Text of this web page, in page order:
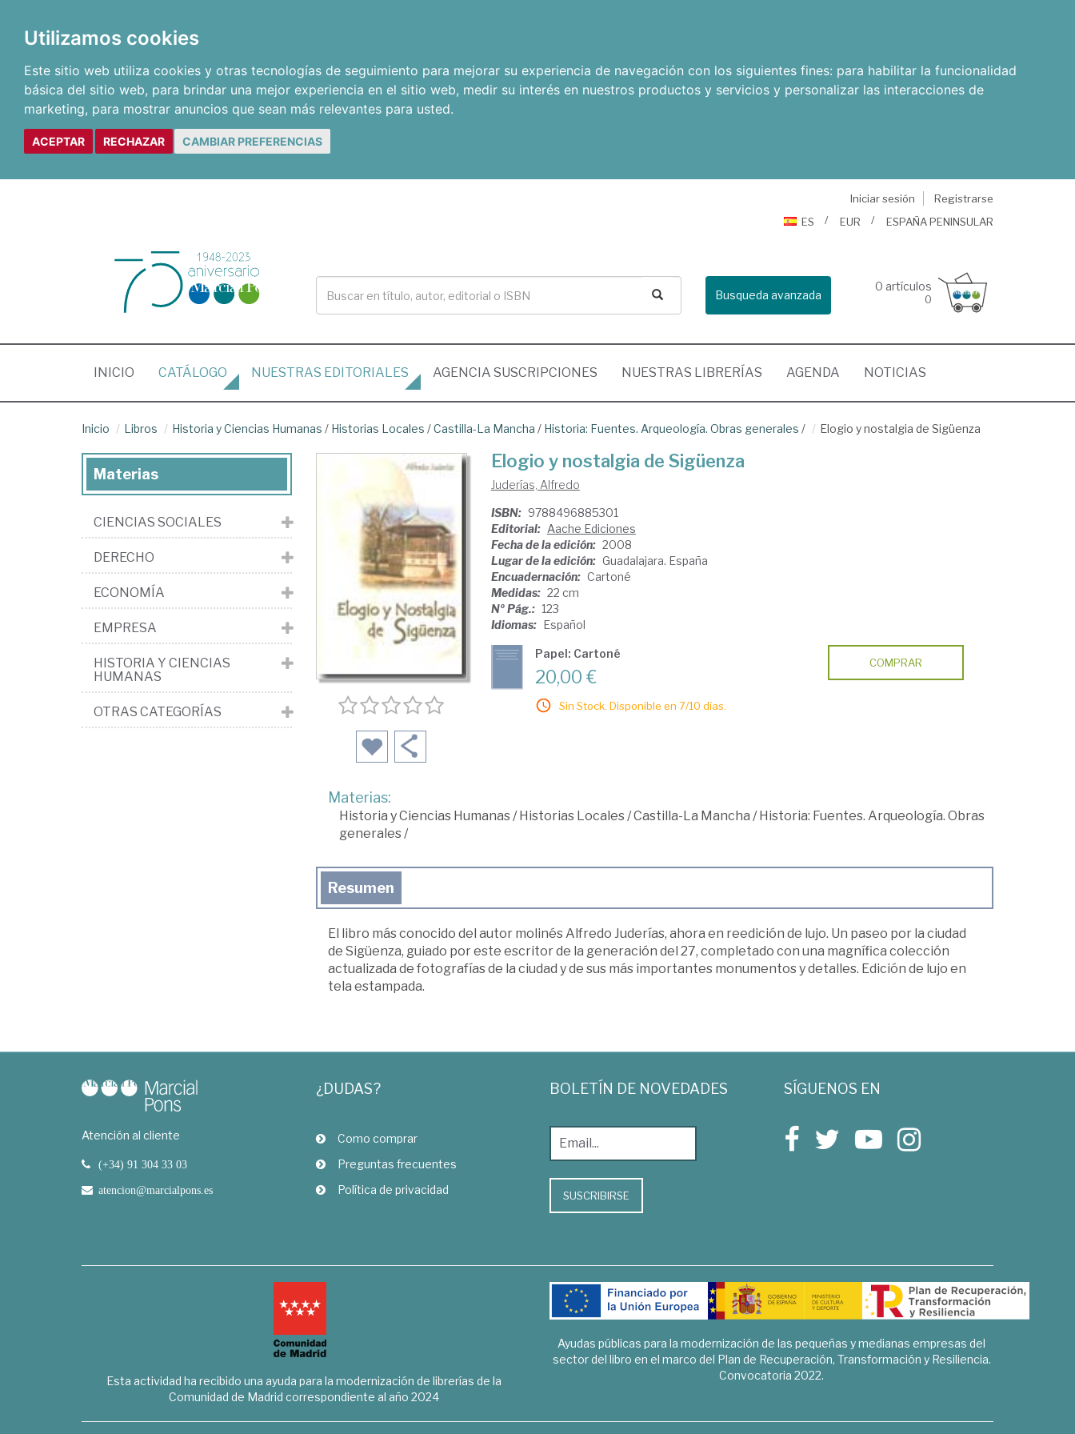
Utilizamos cookies
Este sitio web utiliza cookies y otras tecnologías de seguimiento para mejorar su experiencia de navegación con los siguientes fines: para habilitar la funcionalidad
básica del sitio web, para brindar una mejor experiencia en el sitio web, medir su interés en nuestros productos y servicios y personalizar las interacciones de
marketing, para mostrar anuncios que sean más relevantes para usted.
ACEPTAR RECHAZAR CAMBIAR PREFERENCIAS
Iniciar sesión
Registrarse
ES
EUR ESPAÑA PENINSULAR
Busqueda avanzada
0 artículos
0
INICIO (CURRENT)
CATÁLOGO NUESTRAS EDITORIALES AGENCIA SUSCRIPCIONES NUESTRAS LIBRERÍAS AGENDA NOTICIAS
Inicio Libros Historia y Ciencias Humanas / Historias Locales /Castilla-La Mancha / Historia: Fuentes. Arqueología. Obras generales / Elogio y nostalgia de Sigüenza
Elogio y nostalgia de Sigüenza
Juderías, Alfredo
ISBN: 9788496885301
Editorial: Aache Ediciones
Fecha de la edición: 2008
Lugar de la edición: Guadalajara. España
Encuadernación: Cartoné
Medidas: 22 cm
Nº Pág.: 123
Idiomas: Español
Papel: Cartoné
20,00 €
Sin Stock. Disponible en 7/10 días.
COMPRAR
Materias:
Historia y Ciencias Humanas/Historias Locales/Castilla-La Mancha /Historia: Fuentes. Arqueología. Obras
generales/
Resumen
El libro más conocido del autor molinés Alfredo Juderías, ahora en reedición de lujo. Un paseo por la ciudad
de Sigüenza, guiado por este escritor de la generación del 27, completado con una magnífica colección
actualizada de fotografías de la ciudad y de sus más importantes monumentos y detalles. Edición de lujo en
tela estampada.
Materias
CIENCIAS SOCIALES
DERECHO
ECONOMÍA
EMPRESA
HISTORIA Y CIENCIAS
HUMANAS
OTRAS CATEGORÍAS
Atención al cliente
(+34) 91 304 33 03
atencion@marcialpons.es
¿DUDAS?
Como comprar
Preguntas frecuentes
Política de privacidad
BOLETÍN DE NOVEDADES
SUSCRIBIRSE
SÍGUENOS EN
Esta actividad ha recibido una ayuda para la modernización de librerías de la
Comunidad de Madrid correspondiente al año 2024
Ayudas públicas para la modernización de las pequeñas y medianas empresas del
sector del libro en el marco del Plan de Recuperación, Transformación y Resiliencia.
Convocatoria 2022.